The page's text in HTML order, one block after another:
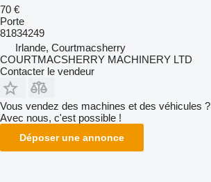
70 €
Porte
81834249
Irlande, Courtmacsherry
COURTMACSHERRY MACHINERY LTD
Contacter le vendeur
Vous vendez des machines et des véhicules ?
Avec nous, c'est possible !
Déposer une annonce